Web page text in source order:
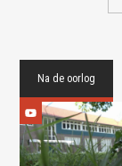
Na de oorlog